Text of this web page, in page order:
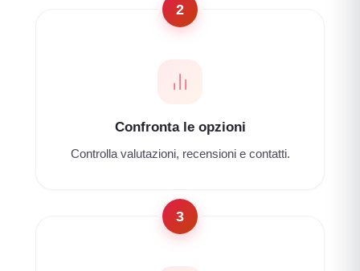
2
Confronta le opzioni
Controlla valutazioni, recensioni e contatti.
3